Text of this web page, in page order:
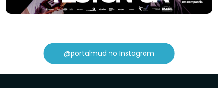
@portalmud no Instagram